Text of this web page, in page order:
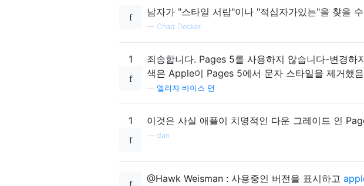
남자가 "스타일 서랍"이나 "적십자가있는"을 찾을
— Chad Decker
1
죄송합니다. Pages 5를 사용하지 않습니다-변경하
색은 Apple이 Pages 5에서 문자 스타일을 제거했
엘리자 바이스 먼
1 이것은 사실 애플이 치명적인 다운 그레이드 인
dan
@Hawk Weisman : 사용중인 버전을 표시하고